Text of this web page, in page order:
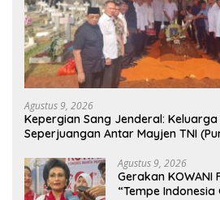
Agustus 9, 2026
Kepergian Sang Jenderal:
Seperjuangan Antar Mayjen TNI
Agustus 9, 2026
Gerakan KOWANI
“Tempe Indonesia